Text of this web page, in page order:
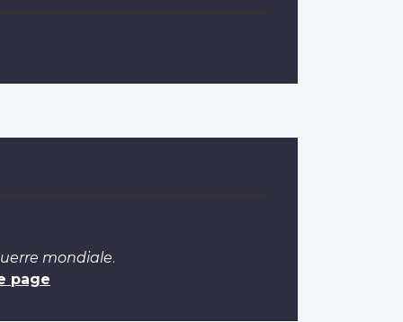
mondiale.
page